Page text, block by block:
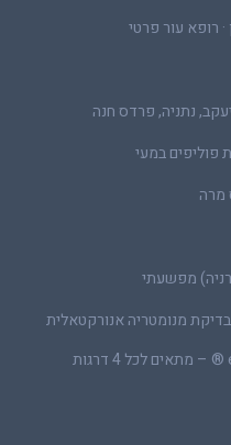
רופא עור פרטי
נתניה, פרדס חנה
פוליפים במעי
מרה
מפשעתי
בדיקת מנומטריה אנורקטאלית
טיפול בטחורים ללא ניתוח בשיטת eXroid ® – מתאים לכל 4 דרגות